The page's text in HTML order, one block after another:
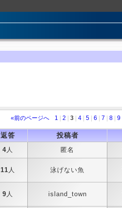
«前のページへ 1 2 3 4 5 6 7 8 9
返答 投稿者
4人 匿名
11 人 泳げない魚
9 人 island_town